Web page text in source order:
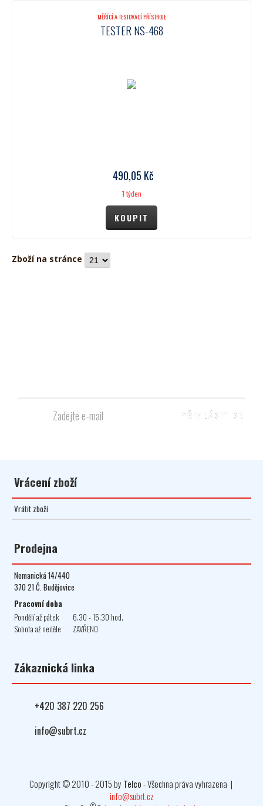
MĚŘÍCÍ A TESTOVACÍ PŘÍSTROJE
TESTER NS-468
490,05 Kč
1 týden
Zboží na stránce
Vrácení zboží
Vrátit zboží
Prodejna
Nemanická 14/440
370 21 Č. Budějovice
Pracovní doba
Pondělí až pátek
6.30 - 15.30 hod.
Sobota až neděle
ZAVŘENO
Zákaznická linka
+420 387 220 256
info@subrt.cz
Copyright © 2010 - 2015 by Telco- Všechna práva vyhrazena |
info@subrt.cz